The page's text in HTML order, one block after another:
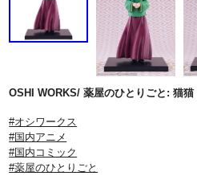
OSHI WORKS/ 薬屋のひとりごと:
#オシワークス
#国内アニメ
#国内コミック
#薬屋のひとりごと